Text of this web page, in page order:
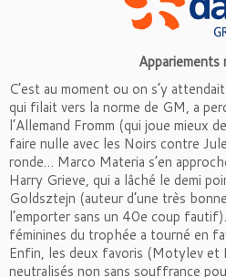
Appariements
C’est au moment ou on s’y
qui filait vers la norme de GM, a
l’Allemand Fromm (qui joue mieux
faire nulle avec les Noirs contre
ronde… Marco Materia s’en
Harry Grieve, qui a lâché le demi
Goldsztejn (auteur d’une très
l’emporter sans un 40e coup
féminines du trophée a tourné en
Enfin, les deux favoris (Motylev et
neutralisés non sans souffrance